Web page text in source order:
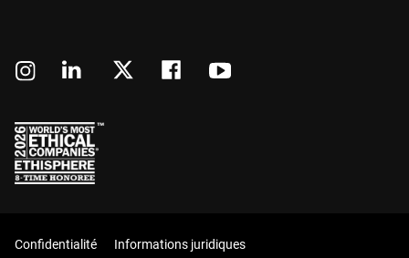
Confidentialité Informations juridiques